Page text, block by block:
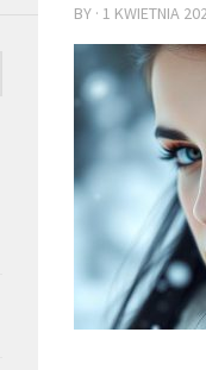
BY · 1 KWIETNIA